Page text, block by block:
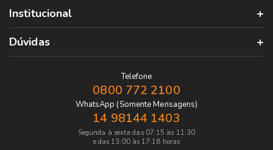
Institucional
Dúvidas
Telefone
0800 772 2100
WhatsApp (Somente Mensagens)
14 98144 1403
Segunda à sexta das 07:15 às 11:30
e das 13:00 às 17:18 horas